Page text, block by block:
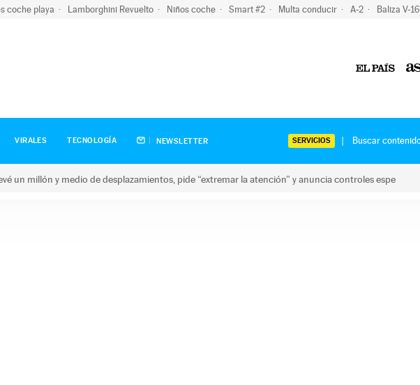
coche playa Lamborghini Revuelto Niños coche Smart #2 Multa conducir A-2 Baliza V-16
VIRALES TECNOLOGÍA NEWSLETTER SERVICIOS
un millón y medio de desplazamientos, pide “extremar la atención” y anuncia controles espe